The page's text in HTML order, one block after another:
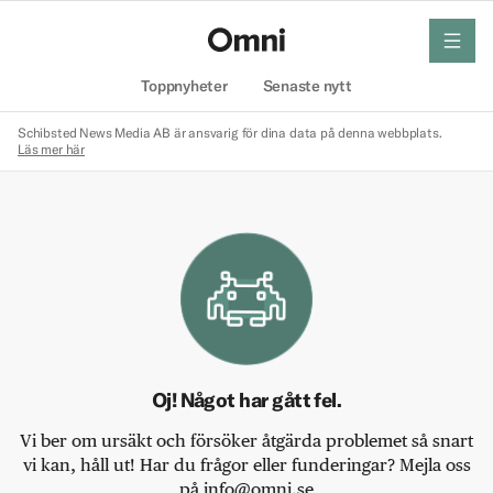
Toppnyheter Senaste nytt
meny
Schibsted News Media AB är ansvarig för dina data på denna webbplats.
Läs mer här
Oj! Något har gått fel.
Vi ber om ursäkt och försöker åtgärda problemet så snart
vi kan, håll ut! Har du frågor eller funderingar? Mejla oss